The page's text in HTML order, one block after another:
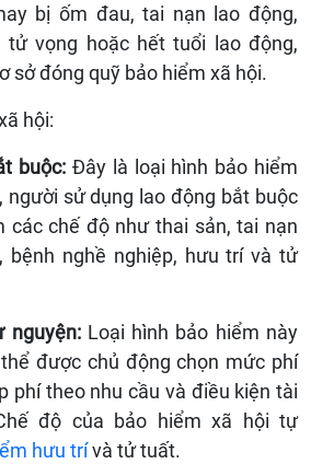
bị ốm đau, tai nạn lao động,
tử vọng hoặc hết tuổi lao động,
sở đóng quỹ bảo hiểm xã hội.
hội:
buộc: Đây là loại hình bảo hiểm
người sử dụng lao động bắt buộc
các chế độ như thai sản, tai nạn
bệnh nghề nghiệp, hưu trí và tử
nguyện:Loại hình bảo hiểm này
được chủ động chọn mức phí
phí theo nhu cầu và điều kiện tài
độ của bảo hiểm xã hội tự
hưu trívà tử tuất.